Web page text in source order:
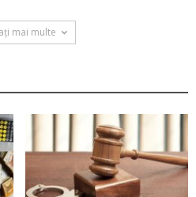
mai multe